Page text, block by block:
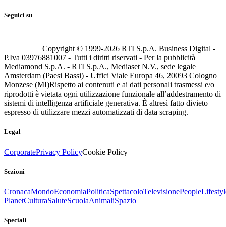
Seguici su
Copyright © 1999-2026 RTI S.p.A. Business Digital -
P.Iva 03976881007 - Tutti i diritti riservati - Per la pubblicità
Mediamond S.p.A. - RTI S.p.A., Mediaset N.V., sede legale
Amsterdam (Paesi Bassi) - Uffici Viale Europa 46, 20093 Cologno
Monzese (MI)Rispetto ai contenuti e ai dati personali trasmessi e/o
riprodotti è vietata ogni utilizzazione funzionale all’addestramento di
sistemi di intelligenza artificiale generativa. È altresì fatto divieto
espresso di utilizzare mezzi automatizzati di data scraping.
Legal
CorporatePrivacy PolicyCookie Policy
Sezioni
CronacaMondoEconomiaPoliticaSpettacoloTelevisionePeople
PlanetCulturaSaluteScuolaAnimaliSpazio
Speciali